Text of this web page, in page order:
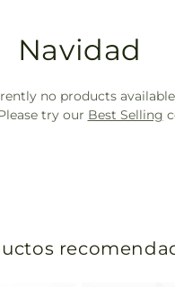
T
r
a
Navidad
no products
try our Best Selling